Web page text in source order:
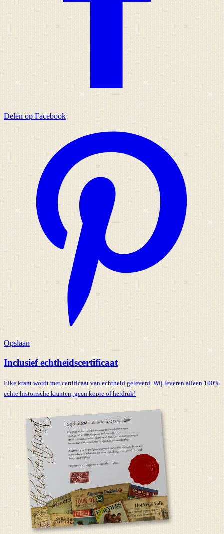
Delen op Facebook
Opslaan
Inclusief echtheidscertificaat
Elke krant wordt met certificaat van echtheid geleverd. Wij leveren alleen 100%
echte historische kranten, geen kopie of herdruk!